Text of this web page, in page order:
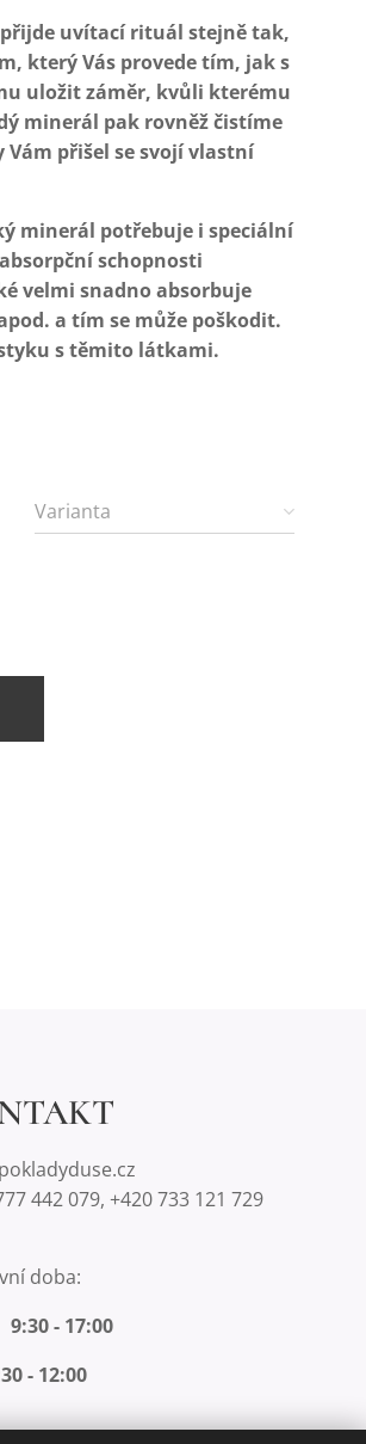
uvítací rituál stejně tak,
který Vás provede tím, jak s
uložit záměr, kvůli kterému
minerál pak rovněž čistíme
přišel se svojí vlastní
minerál potřebuje i speciální
schopnosti
velmi snadno absorbuje
a tím se může poškodit.
s těmito látkami.
Varianta
442 079, +420 733 121 729
doba:
- 17:00
- 12:00